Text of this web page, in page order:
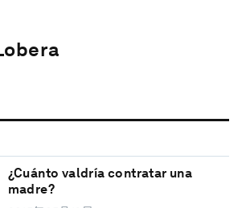
¿Cuánto valdría contratar una
madre?